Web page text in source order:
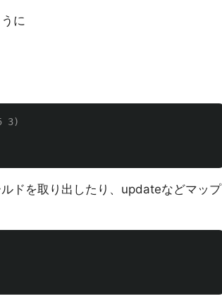
に
3)
ドを取り出したり、updateなどマップ